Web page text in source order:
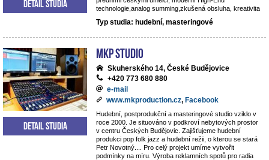
technologie,analog summing,zkušená obsluha, kreativita
Typ studia: hudební, masteringové
Detail studia
MKP STUDIO
Skuherského 14, České Budějovice
+420 773 680 880
e-mail
www.mkproduction.cz, Facebook
Hudební, postprodukční a masteringové studio vziklo v
roce 2000. Je situováno v podkroví nebytových prostor
v centru Českých Budějovic. Zajišťujeme hudební
produkci pop folk jazz a hudební režii, o kterou se stará
Petr Novotný.... Pro celý projekt umíme vytvořit
podmínky na míru. Výroba reklamních spotů pro radia
Detail studia